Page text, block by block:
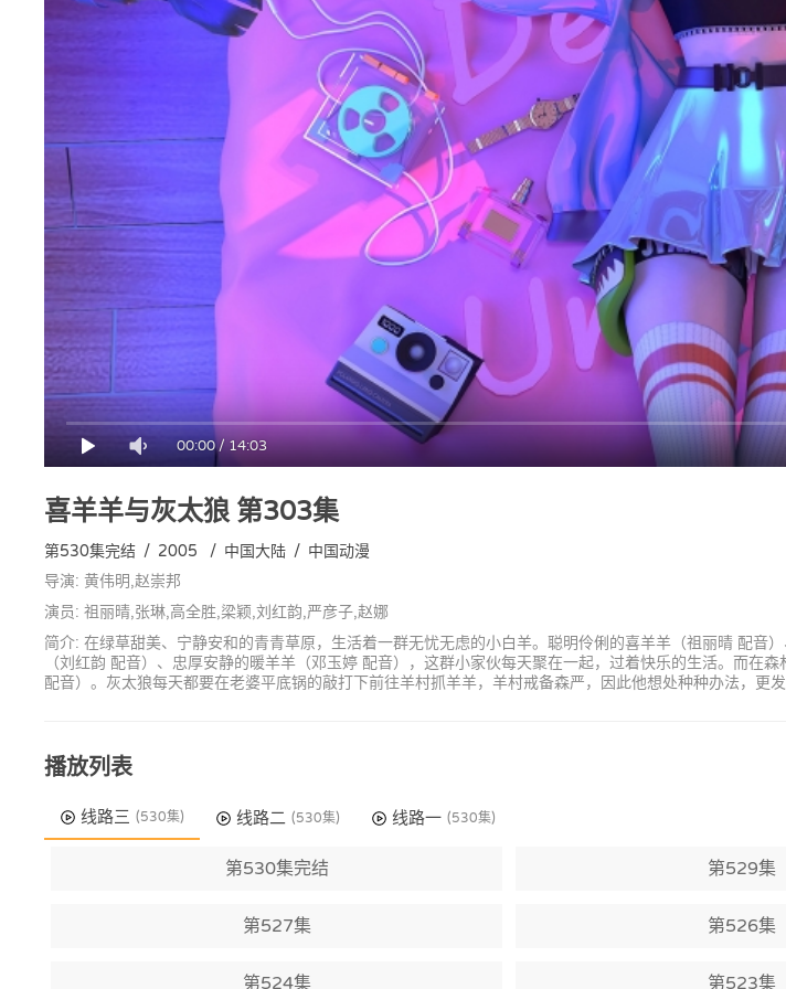
00:00/14:03
喜羊羊与灰太狼第303集
第530集完结 / 2005 / 中国大陆 / 中国动漫
导演: 黄伟明,赵崇邦
演员: 祖丽晴,张琳,高全胜,梁颖,刘红韵,严彦子,赵娜
简介: 在绿草甜美、宁静安和的青青草原，生活着一群无忧无虑的小白羊。聪明伶俐的喜羊羊（祖丽晴 配
（刘红韵 配音）、忠厚安静的暖羊羊（邓玉婷 配音），这群小家伙每天聚在一起，过着快乐的生活。而
配音）。灰太狼每天都要在老婆平底锅的敲打下前往羊村抓羊羊，羊村戒备森严，因此他想处种种办法，更
播放列表
线路三 (530集) 线路二 (530集) 线路一 (530集)
第530集完结 第529集
第527集 第526集
第524集 第523集